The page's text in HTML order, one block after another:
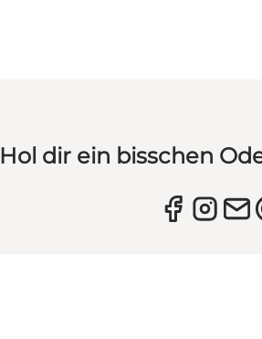
Hol dir ein bisschen